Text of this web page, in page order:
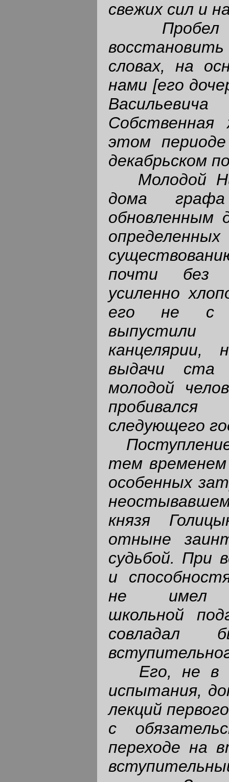
свежих сил и
восстановить
словах, на
нами [его
этом
декабрьском
Молодой
дома
обновленным
почти без
усиленно
его не с
канцелярии,
выдачи ста
молодой
следующего
тем временем
особенных
князя
отныне
судьбой. При
и
не имел
школьной
Его, не в
испытания,
лекций
с
переходе на